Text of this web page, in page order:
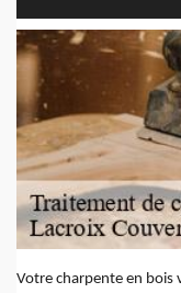
Votre charpente en bois